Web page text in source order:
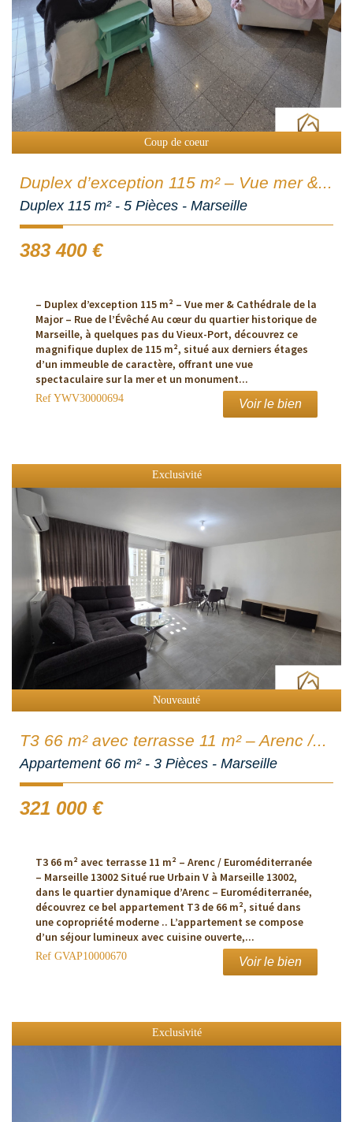
Coup de coeur
Duplex d’exception 115 m² – Vue mer &...
Duplex 115 m² - 5 Pièces - Marseille
383 400 €
– Duplex d’exception 115 m² – Vue mer & Cathédrale de la
Major – Rue de l’Évêché Au cœur du quartier historique de
Marseille, à quelques pas du Vieux-Port, découvrez ce
magnifique duplex de 115 m², situé aux derniers étages
d’un immeuble de caractère, offrant une vue
spectaculaire sur la mer et un monument...
Ref YWV30000694 Voir le bien
Exclusivité
Nouveauté
T3 66 m² avec terrasse 11 m² – Arenc /...
Appartement 66 m² - 3 Pièces - Marseille
321 000 €
T3 66 m² avec terrasse 11 m² – Arenc / Euroméditerranée
– Marseille 13002 Situé rue Urbain V à Marseille 13002,
dans le quartier dynamique d’Arenc – Euroméditerranée,
découvrez ce bel appartement T3 de 66 m², situé dans
une copropriété moderne .. L’appartement se compose
d’un séjour lumineux avec cuisine ouverte,...
Ref GVAP10000670 Voir le bien
Exclusivité